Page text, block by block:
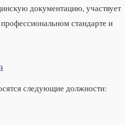
документацию, участвует
стандарте и
следующие должности: